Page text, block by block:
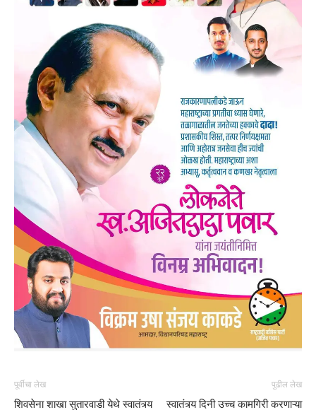
पूर्वीचा लेख
शिवसेना शाखा सुतारवाडी येथे स्वातंत्र्य
पुढील लेख
स्वातंत्र्य दिनी उच्च कामगिरी करणाऱ्या